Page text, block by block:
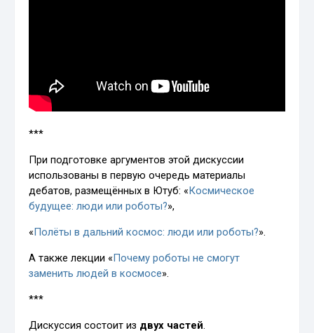
***
При подготовке аргументов этой дискуссии
использованы в первую очередь материалы
дебатов, размещённых в Ютуб: «Космическое
будущее: люди или роботы?»,
«Полёты в дальний космос: люди или роботы?».
А также лекции «Почему роботы не смогут
заменить людей в космосе».
***
Дискуссия состоит из двух частей.